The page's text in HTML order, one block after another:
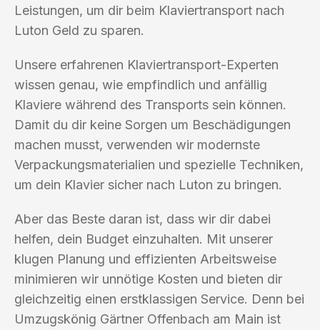
Leistungen, um dir beim Klaviertransport nach
Luton Geld zu sparen.
Unsere erfahrenen Klaviertransport-Experten
wissen genau, wie empfindlich und anfällig
Klaviere während des Transports sein können.
Damit du dir keine Sorgen um Beschädigungen
machen musst, verwenden wir modernste
Verpackungsmaterialien und spezielle Techniken,
um dein Klavier sicher nach Luton zu bringen.
Aber das Beste daran ist, dass wir dir dabei
helfen, dein Budget einzuhalten. Mit unserer
klugen Planung und effizienten Arbeitsweise
minimieren wir unnötige Kosten und bieten dir
gleichzeitig einen erstklassigen Service. Denn bei
Umzugskönig Gärtner Offenbach am Main ist